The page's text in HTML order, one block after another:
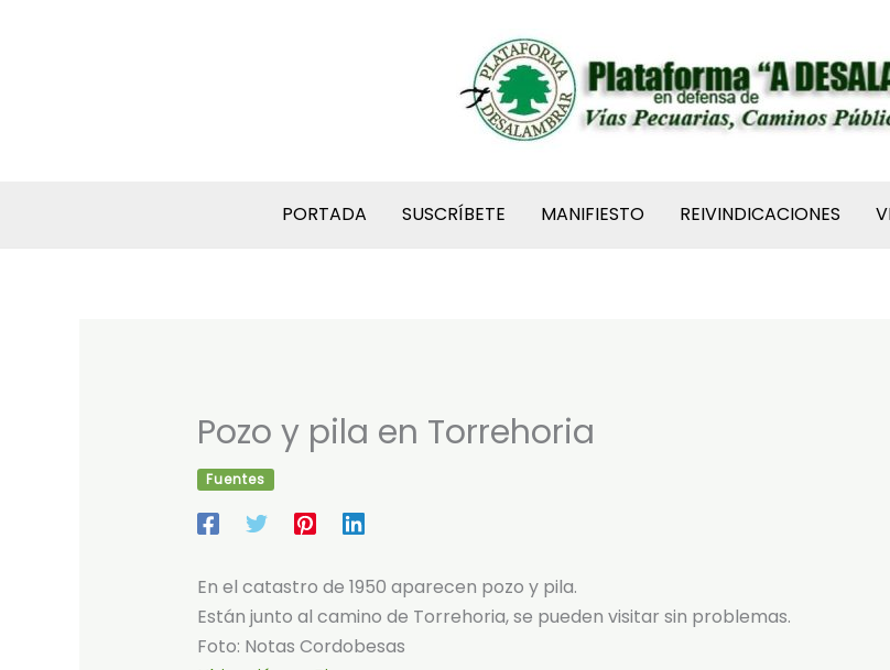
PORTADA SUSCRÍBETE MANIFIESTO REIVINDICACIONES
Pozo y pila en Torrehoria
Fuentes
En el catastro de 1950 aparecen pozo y pila.
Están junto al camino de Torrehoria, se pueden visitar sin problemas.
Foto: Notas Cordobesas